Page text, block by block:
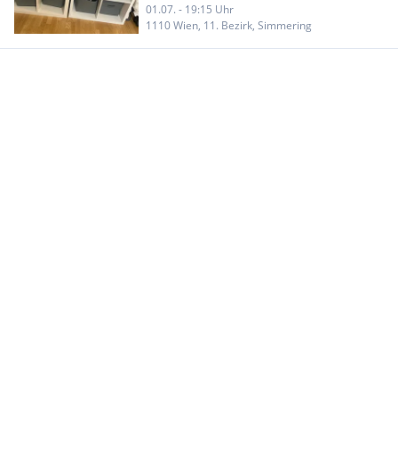
01.07. - 19:15 Uhr
1110 Wien, 11. Bezirk, Simmering